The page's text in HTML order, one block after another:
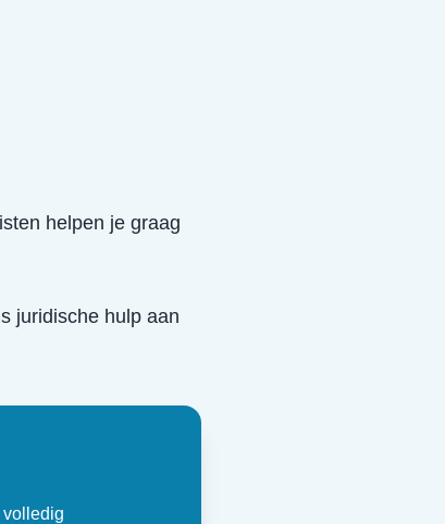
helpen je graag
juridische hulp aan
volledig